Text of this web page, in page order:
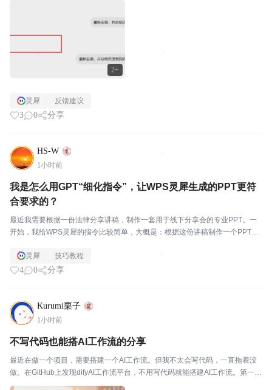
2+
灵犀 反馈建议
3 0 分享
HS-W
1小时前
我是怎么用GPT“细化指令”，让WPS灵犀生成的PPT更符
合要求的？
最近我需要根据一份法律分享讲稿，制作一套用于线下分享会的专业PPT。一
开始，我给WPS灵犀的指令比较简单，大概是：根据这份讲稿制作一个PPT，
段指令看起来已经包含了页数、配色和风格要求，...
灵犀 技巧教程
4 0 分享
Kurumi栗子
1小时前
不写代码也能搭AI工作流的分享
最近在做一个项目，需要搭建一个AI工作流。但我不太会写代码，一直拖着没
做。在GitHub上发现difyAI工作流平台，不用写代码就能搭建AI工作流。第一个
是简单。它提供了可视化的界面，你只需要拖拽组件，就能搭建出一个完整的A